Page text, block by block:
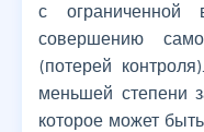
с ограниченной
совершению
(потерей
меньшей степени
которое может